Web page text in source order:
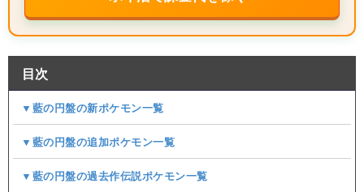
目次
▼藍の円盤の新ポケモン一覧
▼藍の円盤の追加ポケモン一覧
▼藍の円盤の過去作伝説ポケモン一覧